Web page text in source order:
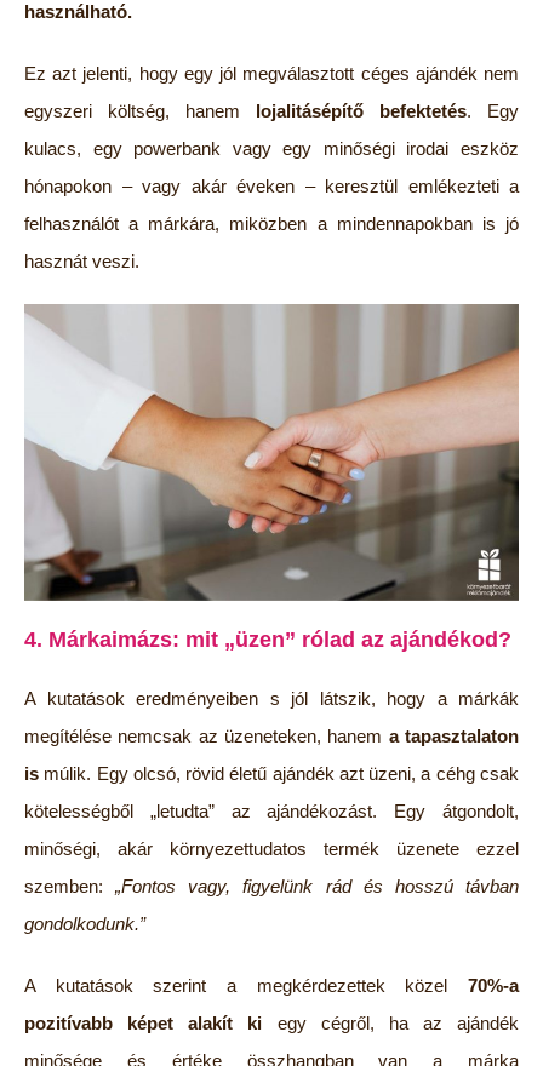
használható.
Ez azt jelenti, hogy egy jól megválasztott céges ajándék nem
egyszeri költség, hanem lojalitásépítő befektetés. Egy
kulacs, egy powerbank vagy egy minőségi irodai eszköz
hónapokon – vagy akár éveken – keresztül emlékezteti a
felhasználót a márkára, miközben a mindennapokban is jó
hasznát veszi.
4. Márkaimázs: mit „üzen” rólad az ajándékod?
A kutatások eredményeiben s jól látszik, hogy a márkák
megítélése nemcsak az üzeneteken, hanem a tapasztalaton
is múlik. Egy olcsó, rövid életű ajándék azt üzeni, a céhg csak
kötelességből „letudta” az ajándékozást. Egy átgondolt,
minőségi, akár környezettudatos termék üzenete ezzel
szemben:„Fontos vagy, figyelünk rád és hosszú távban
gondolkodunk.”
A kutatások szerint a megkérdezettek közel 70%-a
pozitívabb képet alakít ki egy cégről, ha az ajándék
minősége és értéke összhangban van a márka